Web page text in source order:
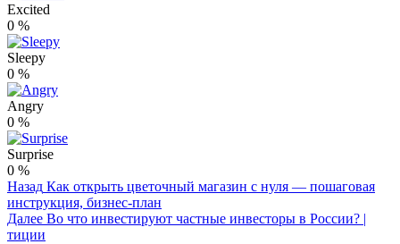
Excited
0 %
Sleepy
0 %
Angry
0 %
Surprise
0 %
Post
Navigation
Назад Как открыть цветочный магазин с нуля — пошаговая
инструкция, бизнес-план
Далее Во что инвестируют частные инвесторы в России? |
тиции